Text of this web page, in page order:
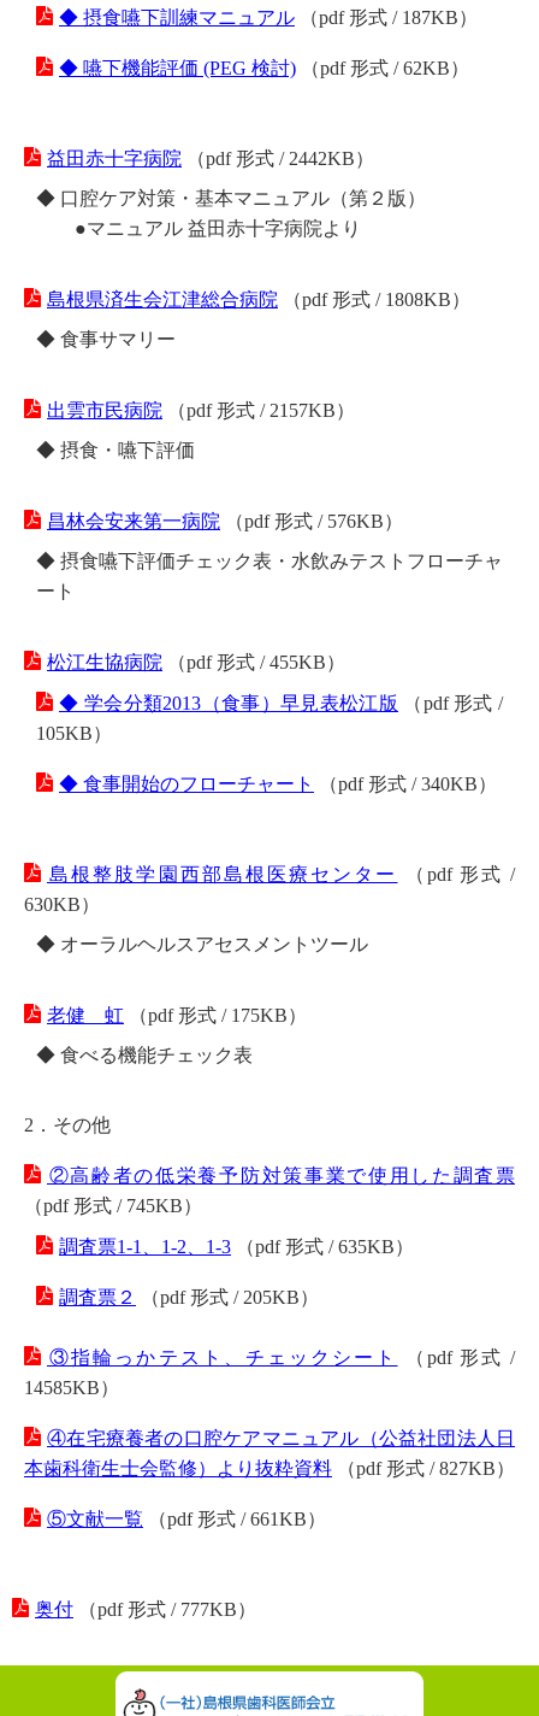
◆ 摂食嚥下訓練マニュアル （pdf 形式 / 187KB）
◆ 嚥下機能評価 (PEG 検討) （pdf 形式 / 62KB）
益田赤十字病院 （pdf 形式 / 2442KB）
◆ 口腔ケア対策・基本マニュアル（第２版）
●マニュアル 益田赤十字病院より
島根県済生会江津総合病院 （pdf 形式 / 1808KB）
◆ 食事サマリー
出雲市民病院 （pdf 形式 / 2157KB）
◆ 摂食・嚥下評価
昌林会安来第一病院 （pdf 形式 / 576KB）
◆ 摂食嚥下評価チェック表・水飲みテストフローチャ
ート
松江生協病院 （pdf 形式 / 455KB）
◆ 学会分類2013（食事）早見表松江版
（pdf 形式 /
105KB）
◆ 食事開始のフローチャート （pdf 形式 / 340KB）
島根整肢学園西部島根医療センター
（pdf 形式 /
630KB）
◆ オーラルヘルスアセスメントツール
老健 虹 （pdf 形式 / 175KB）
◆ 食べる機能チェック表
2．その他
②高齢者の低栄養予防対策事業で使用した調査票
（pdf 形式 / 745KB）
調査票1-1、1-2、1-3 （pdf 形式 / 635KB）
調査票２ （pdf 形式 / 205KB）
③指輪っかテスト、チェックシート
（pdf 形式 /
14585KB）
④在宅療養者の口腔ケアマニュアル（公益社団法人日
本歯科衛生士会監修）より抜粋資料 （pdf 形式 / 827KB）
⑤文献一覧 （pdf 形式 / 661KB）
奥付 （pdf 形式 / 777KB）